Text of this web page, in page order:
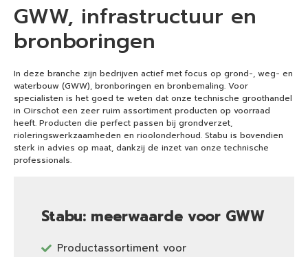
GWW, infrastructuur en
bronboringen
In deze branche zijn bedrijven actief met focus op grond-, weg- en
waterbouw (GWW), bronboringen en bronbemaling. Voor
specialisten is het goed te weten dat onze technische groothandel
in Oirschot een zeer ruim assortiment producten op voorraad
heeft. Producten die perfect passen bij grondverzet,
rioleringswerkzaamheden en rioolonderhoud. Stabu is bovendien
sterk in advies op maat, dankzij de inzet van onze technische
professionals.
Stabu: meerwaarde voor GWW
Productassortiment voor